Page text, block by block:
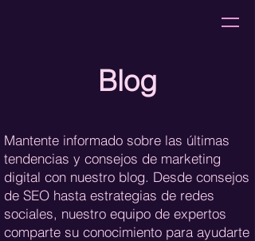
Blog
Mantente informado sobre las últimas
tendencias y consejos de marketing
digital con nuestro blog. Desde consejos
de SEO hasta estrategias de redes
sociales, nuestro equipo de expertos
comparte su conocimiento para ayudarte